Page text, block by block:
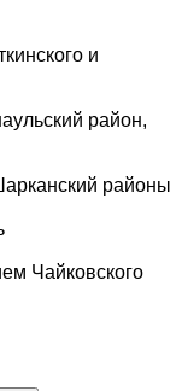
и
район,
районы
Чайковского